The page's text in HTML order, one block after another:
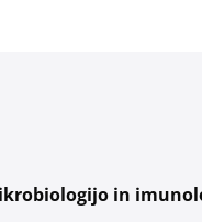
in